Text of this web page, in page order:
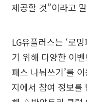
제공할 것”이라고
LG유플러스는 ‘로
기 위해 다양한 이
패스 나눠쓰기’를
지에서 참여 정보를